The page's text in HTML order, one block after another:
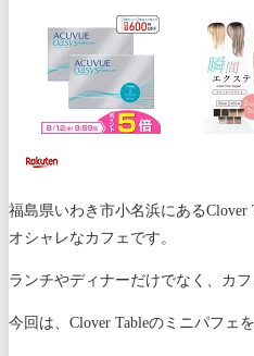
福島県いわき市小名浜にあるClover
オシャレなカフェです。
ランチやディナーだけでなく、カ
今回は、Clover Tableのミニパフェ